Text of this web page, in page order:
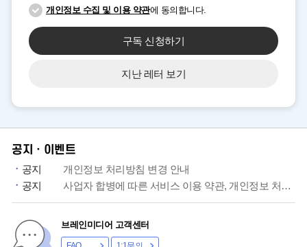
개인정보 수집 및 이용 약관에 동의합니다.
구독 신청하기
지난 레터 보기
공지ㆍ이벤트
공지
개인정보 처리방침 변경 안내
공지
사업자 합병에 따른 서비스 이용 약관, 개인정보 처리방침 개정 안내
브레인미디어 고객센터